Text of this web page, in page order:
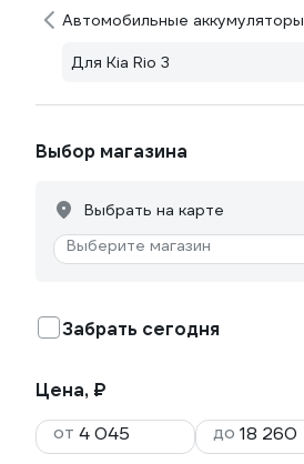
Автомобильные аккумуляторы
Для Kia Rio 3
Выбор магазина
Выбрать на карте
Выберите магазин
Забрать сегодня
Цена, ₽
от
до